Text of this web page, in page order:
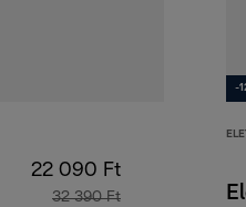
22 090 Ft
32 390 Ft
-